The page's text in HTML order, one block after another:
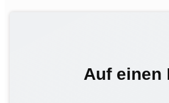
Auf einen